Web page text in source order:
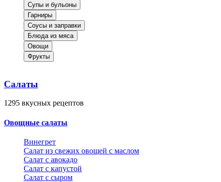
Супы и бульоны
Гарниры
Соусы и заправки
Блюда из мяса
Овощи
Фрукты
Салаты
1295 вкусных рецептов
Овощные салаты
Винегрет
Салат из свежих овощей с маслом
Салат с авокадо
Салат с капустой
Салат с сыром